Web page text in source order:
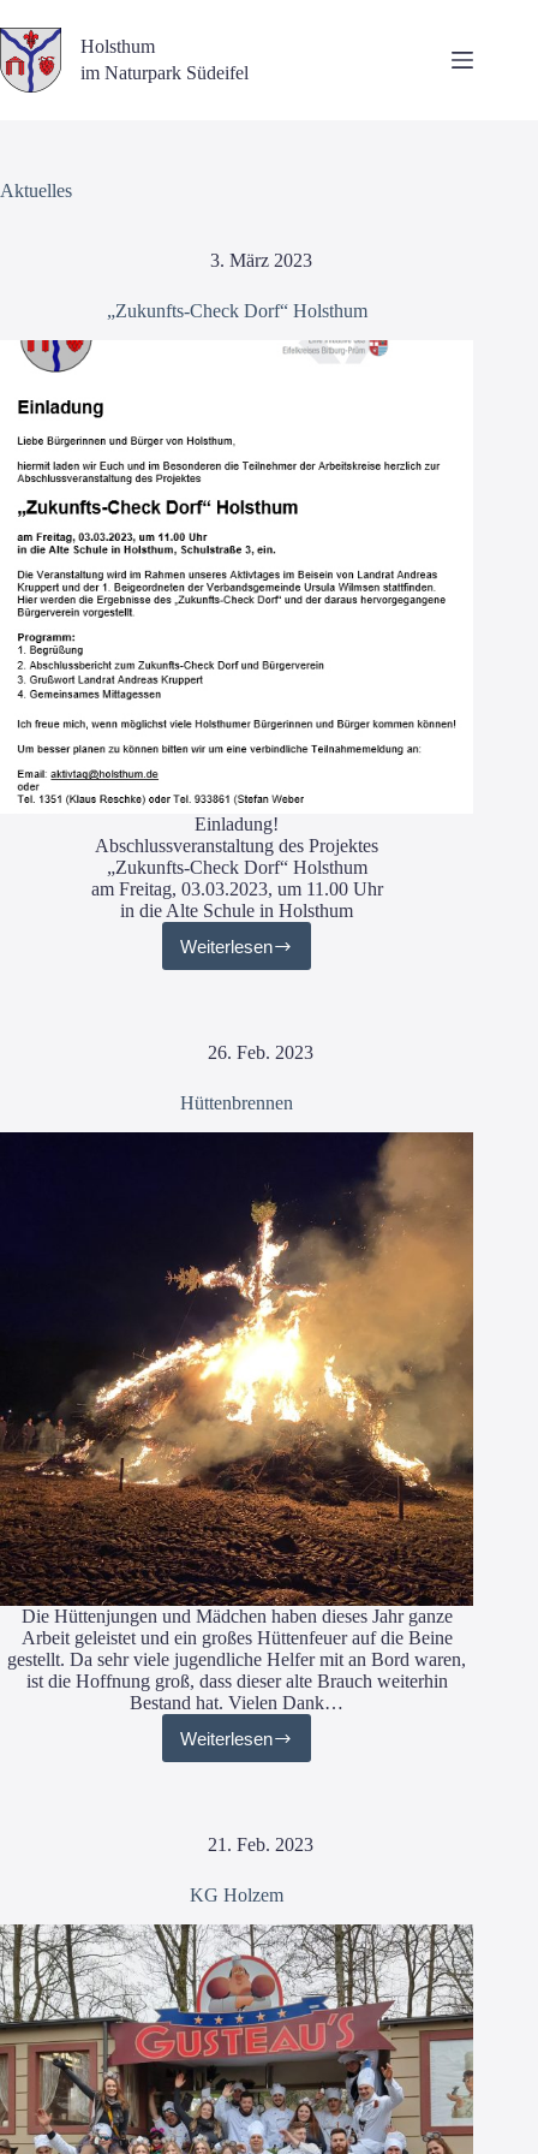
Inhalt
springen
Holsthum
im Naturpark Südeifel
Aktuelles
3. März 2023
„Zukunfts-Check Dorf“ Holsthum
Einladung!
Abschlussveranstaltung des Projektes
„Zukunfts-Check Dorf“ Holsthum
am Freitag, 03.03.2023, um 11.00 Uhr
in die Alte Schule in Holsthum
Weiterlesen
„Zukunfts-
Check
26. Feb. 2023
Hüttenbrennen
Die Hüt­ten­jun­gen und Mäd­chen haben die­ses Jahr gan­ze
Arbeit geleis­tet und ein gro­ßes Hüt­ten­feu­er auf die Bei­ne
gestellt. Da sehr vie­le jugend­li­che Hel­fer mit an Bord waren,
ist die Hoff­nung groß, dass die­ser alte Brauch wei­ter­hin
Bestand hat. Vie­len Dank…
WeiterlesenHüttenbrennen
21. Feb. 2023
KG Holzem